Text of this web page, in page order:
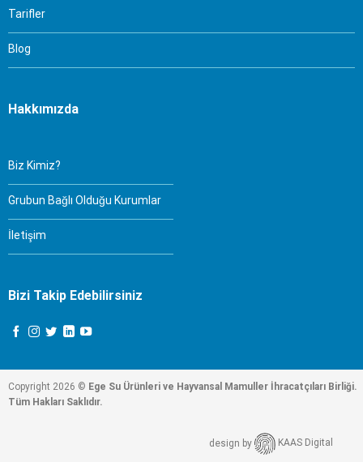
Tarifler
Blog
Hakkımızda
Biz Kimiz?
Grubun Bağlı Olduğu Kurumlar
İletişim
Bizi Takip Edebilirsiniz
Copyright 2026 © Ege Su Ürünleri ve Hayvansal Mamuller İhracatçıları Birliği.
Tüm Hakları Saklıdır.
design by KAAS Digital